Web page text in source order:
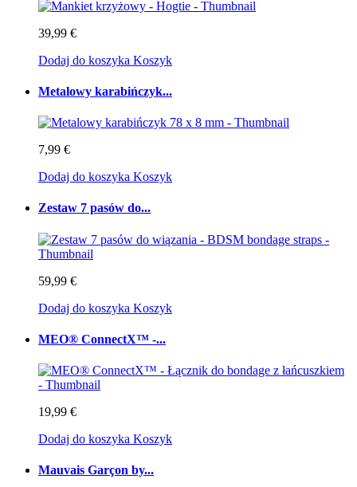
39,99 €
Dodaj do koszyka Koszyk
Metalowy karabińczyk...
7,99 €
Dodaj do koszyka Koszyk
Zestaw 7 pasów do...
59,99 €
Dodaj do koszyka Koszyk
MEO® ConnectX™ -...
19,99 €
Dodaj do koszyka Koszyk
Mauvais Garçon by...